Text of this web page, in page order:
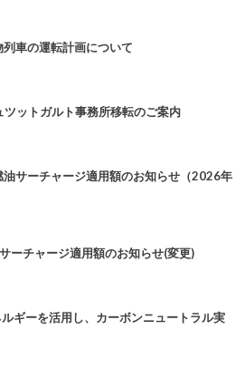
車の運転計画について
ットガルト事務所移転のご案内
サーチャージ適用額のお知らせ（2026年
チャージ適用額のお知らせ(変更)
ギーを活用し、カーボンニュートラル実